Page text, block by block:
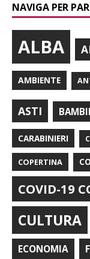
NAVIGA PER
ALBA
AMBIENTE
ASTI
CARABINIERI
COPERTINA
COVID-19
CULTURA
ECONOMIA